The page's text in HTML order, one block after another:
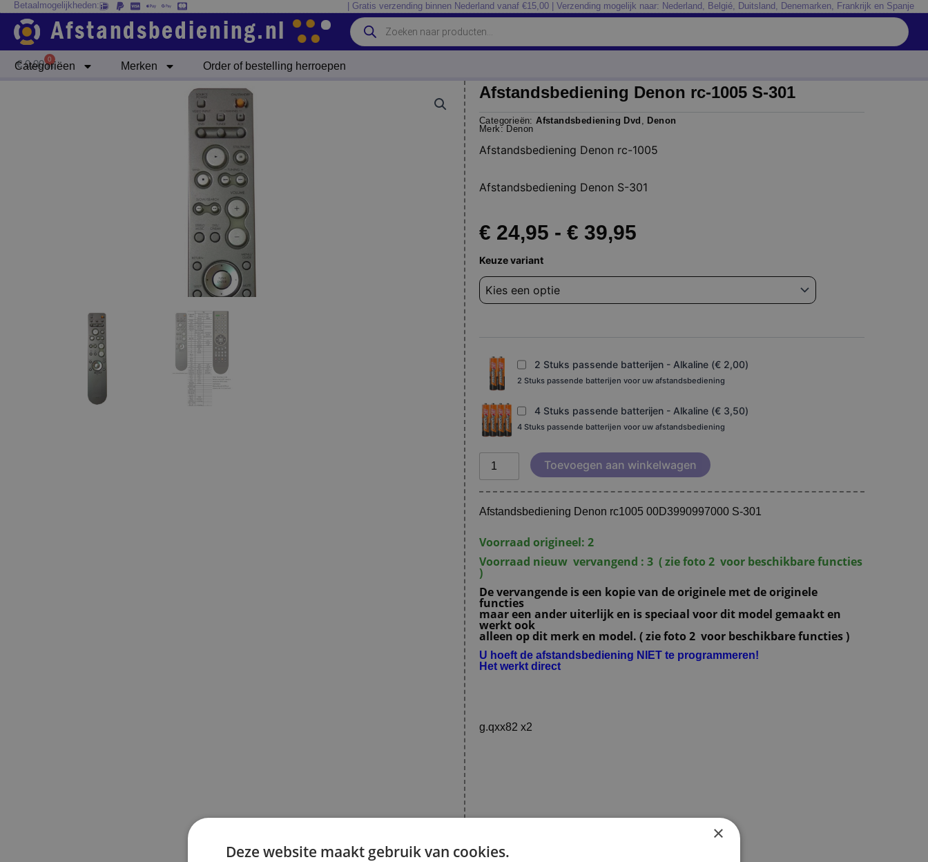
naar
inhoud
Betaalmogelijkheden: | Gratis verzending binnen Nederland vanaf €15,00 | Verzending mogelijk naar: Nederland, Belgié, Duitsland, Denemarken, Frankrijk en Spanje
Producten
zoeken
Categoriëen Merken Order of bestelling herroepen
€0,00 0
Winkelwagen
Afstandsbediening Denon rc-1005 S-301
Categorieën: Afstandsbediening Dvd , Denon
Merk: Denon
Afstandsbediening Denon rc-1005
Afstandsbediening Denon S-301
€ 24,95 - € 39,95
tot
Keuze variant
2 Stuks passende batterijen - Alkaline (€ 2,00)
2 Stuks passende batterijen voor uw afstandsbediening
4 Stuks passende batterijen - Alkaline (€ 3,50)
4 Stuks passende batterijen voor uw afstandsbediening
Afstandsbediening
rc-
1005
Toevoegen aan winkelwagen
Afstandsbediening Denon rc1005 00D3990997000 S-301
Voorraad origineel: 2
Voorraad nieuw vervangend : 3 ( zie foto 2 voor beschikbare functies
)
De vervangende is een kopie van de originele met de originele
functies
maar een ander uiterlijk en is speciaal voor dit model gemaakt en
werkt ook
alleen op dit merk en model. ( zie foto 2 voor beschikbare functies )
U hoeft de afstandsbediening NIET te programmeren!
Het werkt direct
g.qxx82 x2
×
Deze website maakt gebruik van cookies.